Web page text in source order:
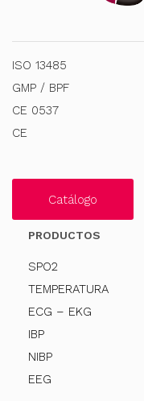
ISO 13485
GMP / BPF
CE 0537
CE
Catálogo
PRODUCTOS
SPO2
TEMPERATURA
ECG – EKG
IBP
NIBP
EEG